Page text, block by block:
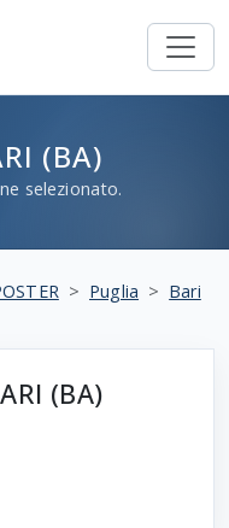
(BA)
selezionato.
Puglia
Bari
(BA)